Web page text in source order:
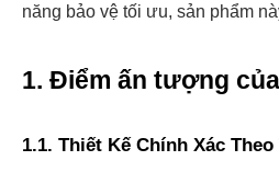
năng bảo vệ tối ưu, sản phẩm
1. Điểm ấn tượng
1.1. Thiết Kế Chính Xác